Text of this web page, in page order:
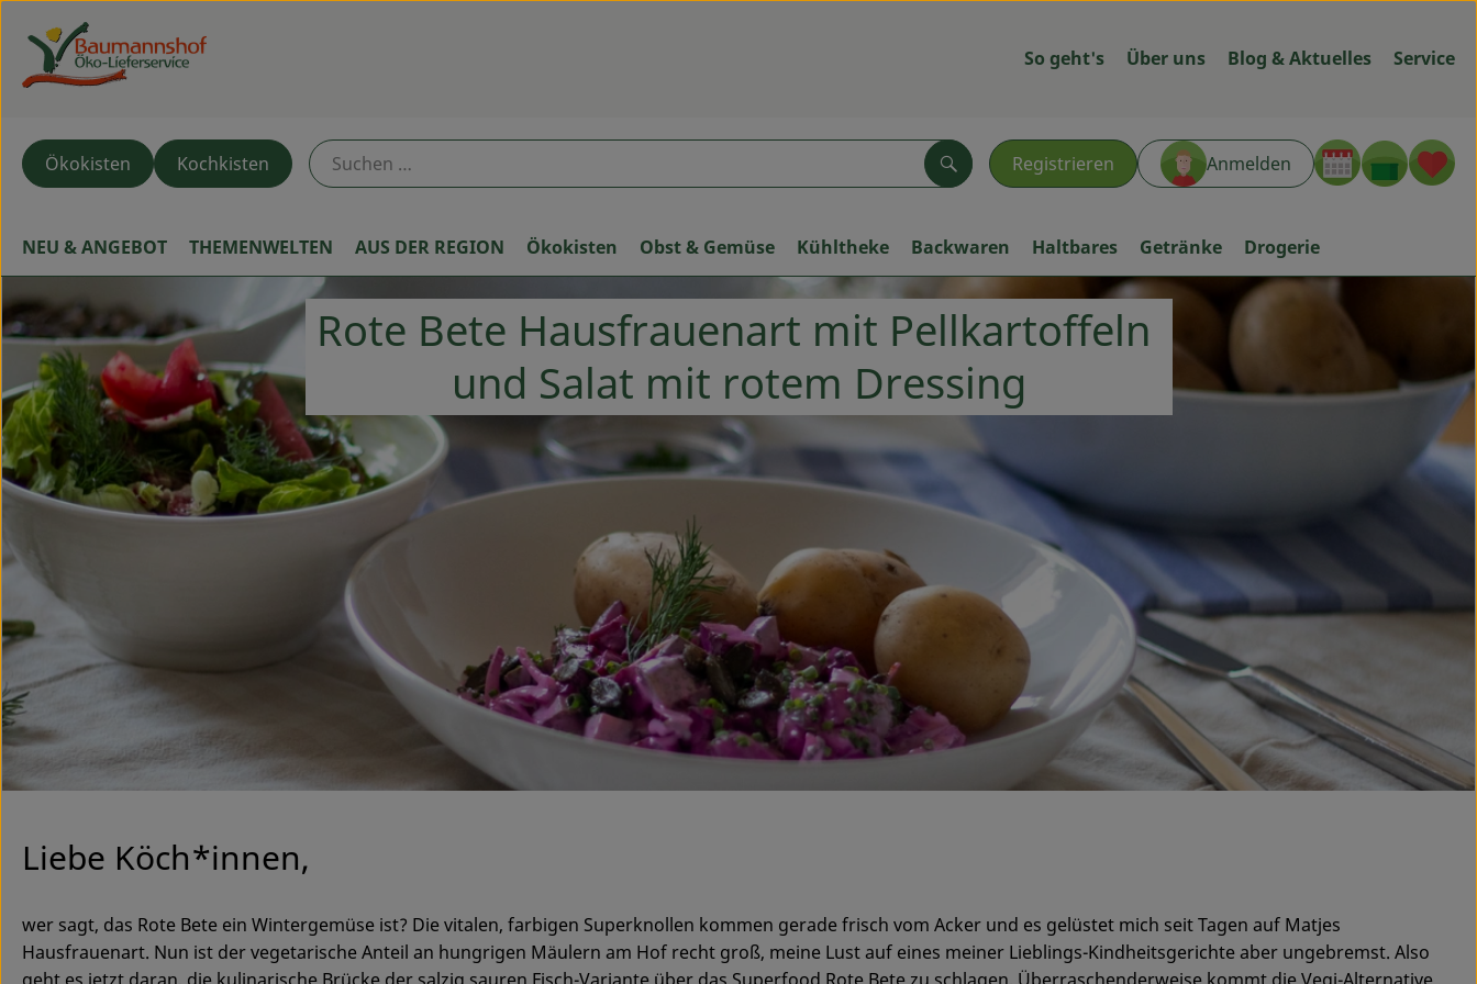
So geht's Über uns Blog & Aktuelles Service
Registrieren Anmelden
Suchen
Ökokisten Kochkisten
NEU & ANGEBOT THEMENWELTEN AUS DER REGION Ökokisten Obst & Gemüse Kühltheke Backwaren Haltbares Getränke Drogerie
Rote Bete Hausfrauenart mit Pellkartoffeln
und Salat mit rotem Dressing
Liebe Köch*innen,
wer sagt, das Rote Bete ein Wintergemüse ist? Die vitalen, farbigen Superknollen kommen gerade frisch vom Acker und es gelüstet mich seit Tagen auf Matjes
Hausfrauenart. Nun ist der vegetarische Anteil an hungrigen Mäulern am Hof recht groß, meine Lust auf eines meiner Lieblings-Kindheitsgerichte aber ungebremst. Also